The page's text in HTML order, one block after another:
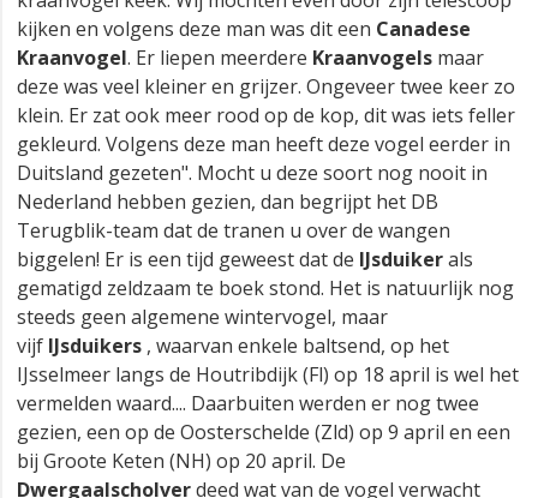
kijken en volgens deze man was dit een Canadese
Kraanvogel. Er liepen meerdere Kraanvogels maar
deze was veel kleiner en grijzer. Ongeveer twee keer zo
klein. Er zat ook meer rood op de kop, dit was iets feller
gekleurd. Volgens deze man heeft deze vogel eerder in
Duitsland gezeten". Mocht u deze soort nog nooit in
Nederland hebben gezien, dan begrijpt het DB
Terugblik-team dat de tranen u over de wangen
biggelen! Er is een tijd geweest dat de IJsduikerals
gematigd zeldzaam te boek stond. Het is natuurlijk nog
steeds geen algemene wintervogel, maar
vijf IJsduikers , waarvan enkele baltsend, op het
IJsselmeer langs de Houtribdijk (Fl) op 18 april is wel het
vermelden waard.... Daarbuiten werden er nog twee
gezien, een op de Oosterschelde (Zld) op 9 april en een
bij Groote Keten (NH) op 20 april. De
Dwergaalscholverdeed wat van de vogel verwacht